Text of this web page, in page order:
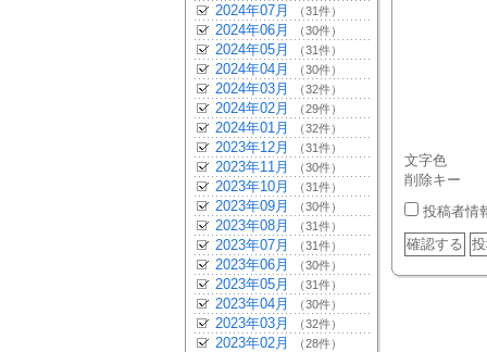
2024年07月 （31件）
2024年06月 （30件）
2024年05月 （31件）
2024年04月 （30件）
2024年03月 （32件）
2024年02月 （29件）
2024年01月 （32件）
2023年12月 （31件）
2023年11月 （30件）
2023年10月 （31件）
2023年09月 （30件）
2023年08月 （31件）
2023年07月 （31件）
2023年06月 （30件）
2023年05月 （31件）
2023年04月 （30件）
2023年03月 （32件）
2023年02月 （28件）
文字色
削除キー
投稿者情